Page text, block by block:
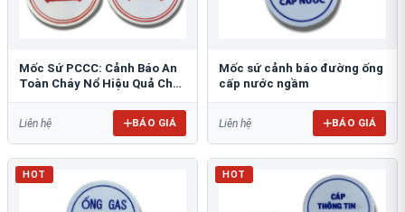
Mốc Sứ PCCC: Cảnh Báo An
Toàn Cháy Nổ Hiệu Quả Cho
Liên hệ BÁO GIÁ
Mốc sứ cảnh báo đường ống
cấp nước ngầm
Liên hệ BÁO GIÁ
HOT HOT